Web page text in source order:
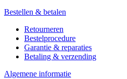
Bestellen & betalen
Retourneren
Bestelprocedure
Garantie & reparaties
Betaling & verzending
Algemene informatie